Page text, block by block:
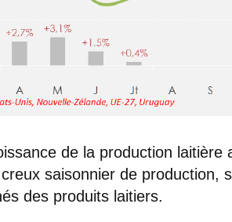
de la production laitière
saisonnier de production,
des produits laitiers.